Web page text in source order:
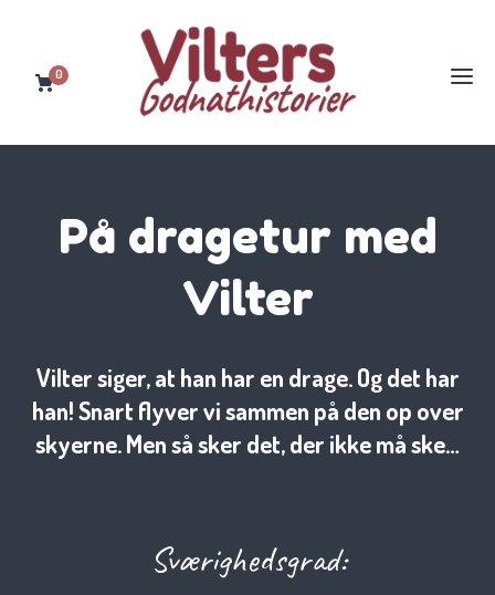
0
På dragetur med
Vilter
Vilter siger, at han har en drage. Og det har
han! Snart flyver vi sammen på den op over
skyerne. Men så sker det, der ikke må ske…
Sværighedsgrad: